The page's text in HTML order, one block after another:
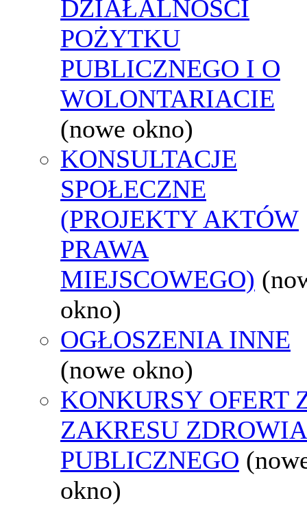
DZIAŁALNOŚCI
POŻYTKU
PUBLICZNEGO I O
WOLONTARIACIE
(nowe okno)
KONSULTACJE
SPOŁECZNE
(PROJEKTY AKTÓW
PRAWA
MIEJSCOWEGO)
okno)
OGŁOSZENIA INNE
(nowe okno)
KONKURSY OFERT
ZAKRESU ZDROWIA
PUBLICZNEGO
okno)